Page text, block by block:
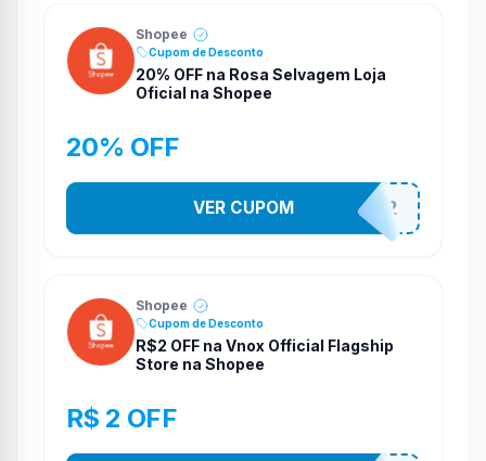
Shopee
Cupom de Desconto
20% OFF na Rosa Selvagem Loja
Oficial na Shopee
20% OFF
ROSA8DO82
VER CUPOM
Shopee
Cupom de Desconto
R$2 OFF na Vnox Official Flagship
Store na Shopee
R$ 2 OFF